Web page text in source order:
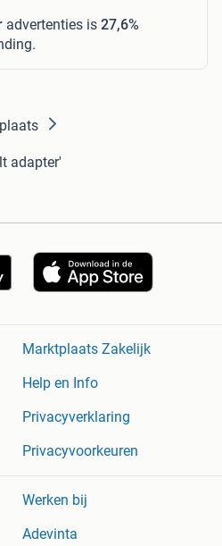
advertenties is 27,6%
adapter'
Marktplaats Zakelijk
Help en Info
Privacyverklaring
Privacyvoorkeuren
Werken bij
Adevinta